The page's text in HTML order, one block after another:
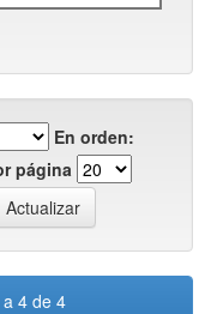
En orden:
página
4 de 4